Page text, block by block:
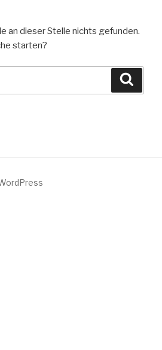
an dieser Stelle nichts gefunden.
starten?